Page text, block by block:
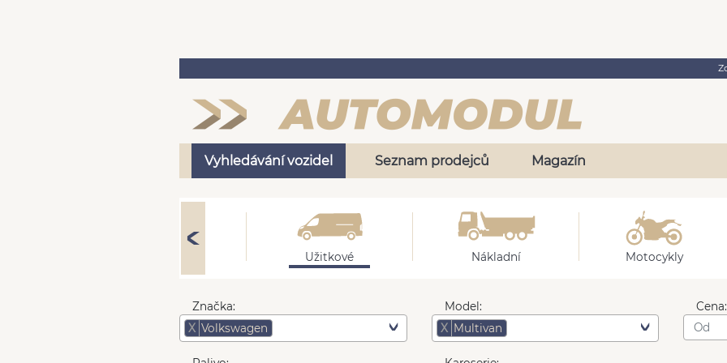
Vyhledávání vozidel Seznam prodejců Magazín
Užitkové Nákladní Motocykly
Značka:
X Volkswagen
Model:
X Multivan
Cena: